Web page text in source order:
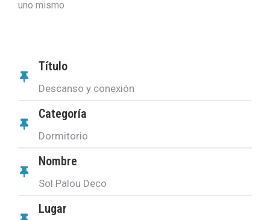
Título
Descanso y conexión
Categoría
Dormitorio
Nombre
Sol Palou Deco
Lugar
uno mismo